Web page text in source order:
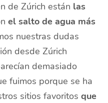
de Zúrich están las
el salto de agua más
nuestras dudas
desde Zúrich
demasiado
fuimos porque se ha
sitios favoritosque